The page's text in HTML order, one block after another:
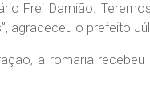
Frei Damião.
agradeceu o prefeito
a romaria